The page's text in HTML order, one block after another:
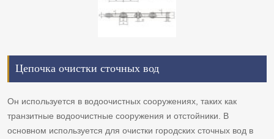
Цепочка очистки сточных вод
Он используется в водоочистных сооружениях, таких как
транзитные водоочистные сооружения и отстойники. В
основном используется для очистки городских сточных вод в